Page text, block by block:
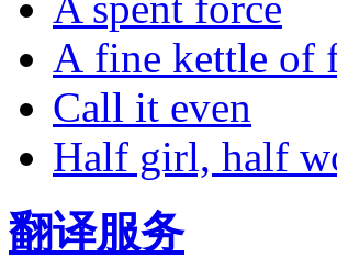
A fine kettle of
Call it even
Half girl, half
翻译服务